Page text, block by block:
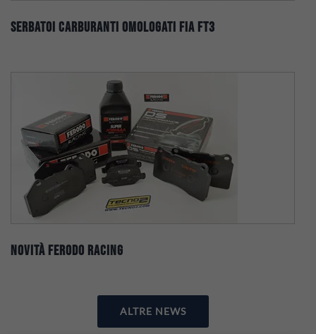
Serbatoi Carburanti Omologati FIA FT3
Novità Ferodo Racing
ALTRE NEWS